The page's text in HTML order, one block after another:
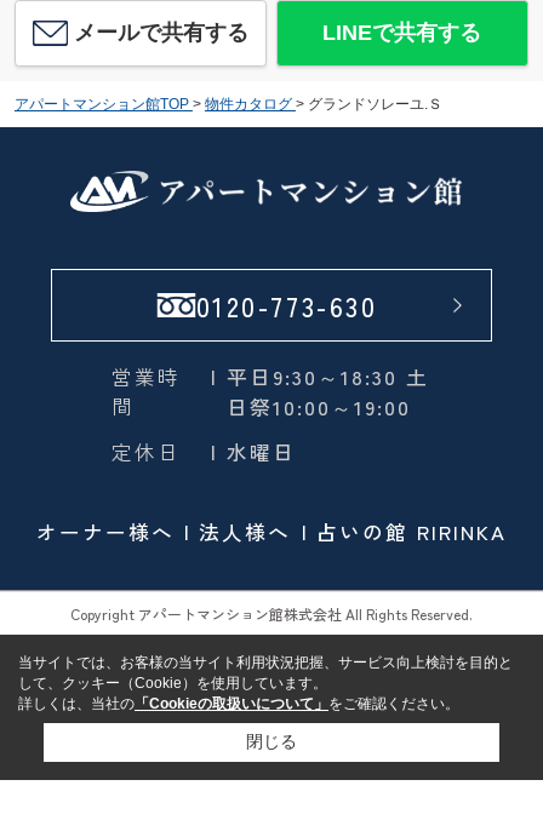
メールで共有する LINEで共有する
アパートマンション館TOP > 物件カタログ > グランドソレーユ.Ｓ
0120-773-630
営業時
間
| 平日9:30～18:30 土
日祭10:00～19:00
定休日
| 水曜日
オーナー様へ 法人様へ 占いの館 RIRINKA
Copyright アパートマンション館株式会社 All Rights Reserved.
当サイトでは、お客様の当サイト利用状況把握、サービス向上検討を目的と
して、クッキー（Cookie）を使用しています。
詳しくは、当社の 「Cookieの取扱いについて」 をご確認ください。
閉じる